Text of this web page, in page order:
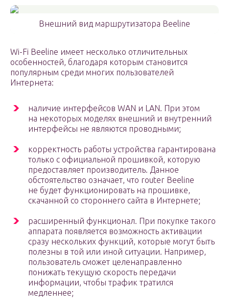
Внешний вид маршрутизатора Beeline
Wi-Fi Beeline имеет несколько отличительных
особенностей, благодаря которым становится
популярным среди многих пользователей
Интернета:
наличие интерфейсов WAN и LAN. При этом
на некоторых моделях внешний и внутренний
интерфейсы не являются проводными;
корректность работы устройства гарантирована
только с официальной прошивкой, которую
предоставляет производитель. Данное
обстоятельство означает, что router Beeline
не будет функционировать на прошивке,
скачанной со стороннего сайта в Интернете;
расширенный функционал. При покупке такого
аппарата появляется возможность активации
сразу нескольких функций, которые могут быть
полезны в той или иной ситуации. Например,
пользователь сможет целенаправленно
понижать текущую скорость передачи
информации, чтобы трафик тратился
медленнее;